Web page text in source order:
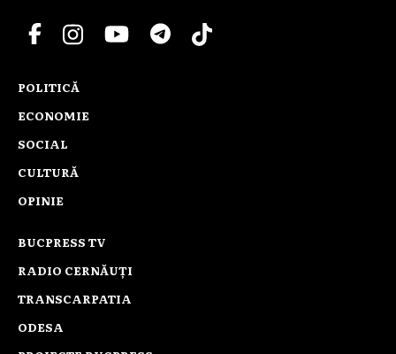
POLITICĂ
ECONOMIE
SOCIAL
CULTURĂ
OPINIE
BUCPRESS TV
RADIO CERNĂUȚI
TRANSCARPATIA
ODESA